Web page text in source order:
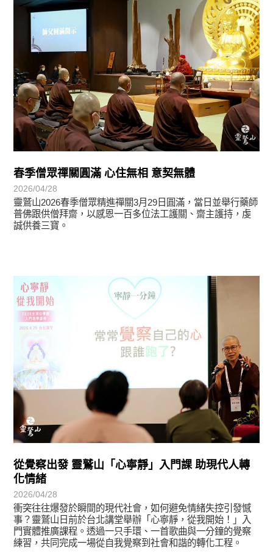
春季僧眾禪關圓滿 心住無相 意契無體
2026/04/28
靈鷲山2026春季僧眾精進禪關3月29日圓滿，當日並舉行藥師
普佛跟供僧拜齋，以感恩一百多位法工護關、齋主護持，虔
誠供養三寶。
從覺察出發 靈鷲山「心寧靜」入門課 助現代人轉
化情緒
2026/04/28
衝突往往爆發於瞬間的現代社會，如何避免情緒失控引發憾
事？靈鷲山日前於台北講堂舉辦「心寧靜，從我開始！」入
門實體推廣課程。透過一只手環、一首歌曲與一分鐘的覺察
練習，共同完成一場從自我覺察到社會和諧的轉化工程。